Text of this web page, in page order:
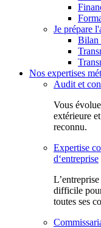
Je prépare
Bilan
Nos expertises
Audit et
Vous
extérieure
reconnu.
Expertise
d‘entreprise
difficile
toutes ses